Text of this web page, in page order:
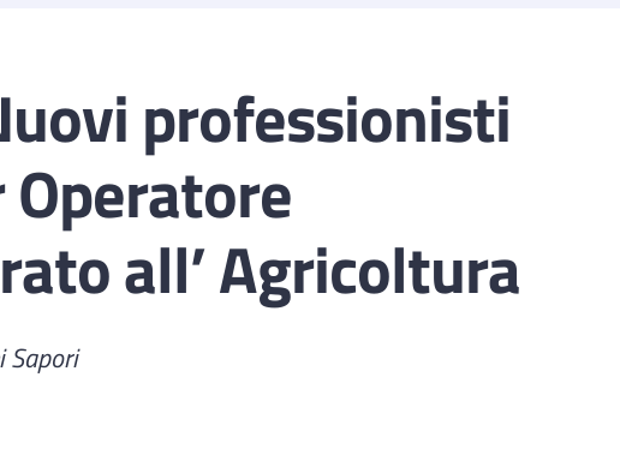
professionisti
all’ Agricoltura
Sapori